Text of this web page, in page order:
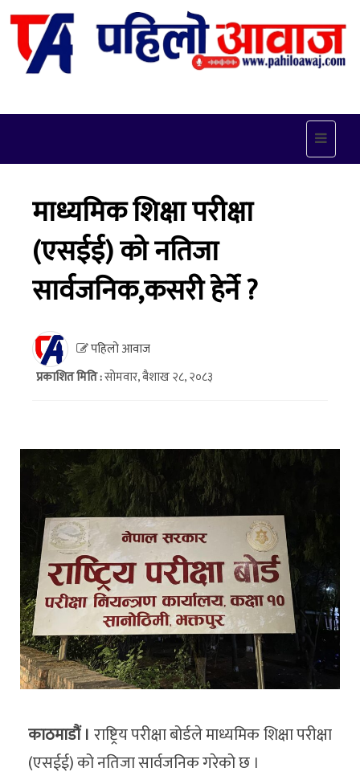
Toggle
माध्यमिक शिक्षा परीक्षा
(एसईई) को नतिजा
सार्वजनिक,कसरी हेर्ने ?
पहिलो आवाज
प्रकाशित मिति :सोमवार, बैशाख २८, २०८३
काठमाडौं । राष्ट्रिय परीक्षा बोर्डले माध्यमिक शिक्षा परीक्षा
(एसईई) को नतिजा सार्वजनिक गरेको छ ।